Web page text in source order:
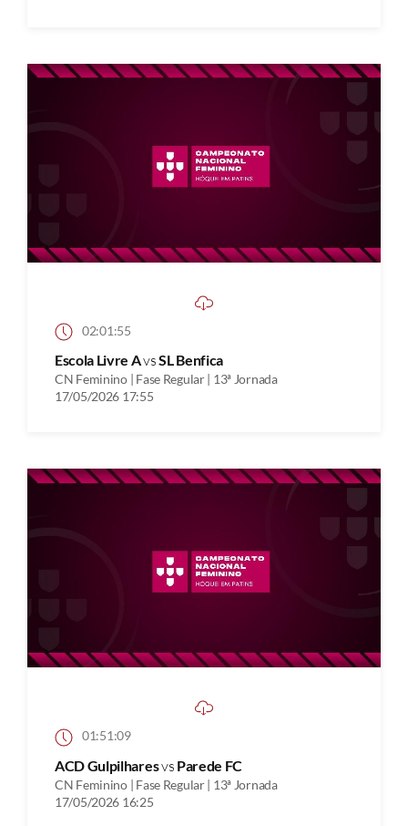
02:01:55
Escola Livre AvsSL Benfica
CN Feminino | Fase Regular | 13ª Jornada
17/05/2026 17:55
01:51:09
ACD Gulpilharesvs Parede FC
CN Feminino | Fase Regular | 13ª Jornada
17/05/2026 16:25